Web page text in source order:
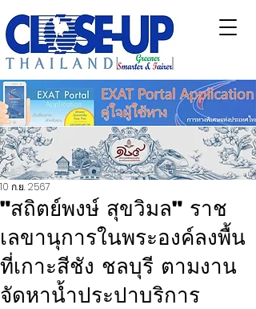
"สถิตย์พงษ์ สุขวิมล" ราช
เลขานุการในพระองค์ลงพื้น
ที่เกาะสีชัง ชลบุรี ตามงาน
จัดหาน้ำประปาบริการ
10 ก.ย. 2567